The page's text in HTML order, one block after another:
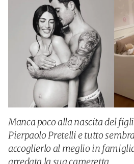
Manca poco alla nascita del
Pierpaolo Pretelli e tutto
accoglierlo al meglio in